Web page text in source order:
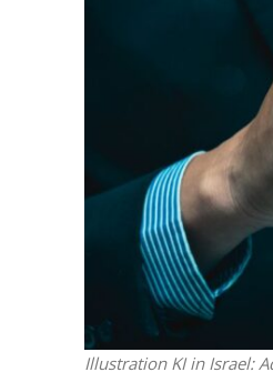
Illustration KI in Israel: